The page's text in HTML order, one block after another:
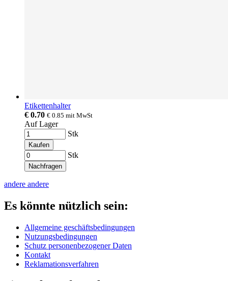
Etikettenhalter
€ 0.70 € 0.85 mit MwSt
Auf Lager
Stk
Kaufen
Stk
Nachfragen
andere andere
Es könnte nützlich sein:
Allgemeine geschäftsbedingungen
Nutzungsbedingungen
Schutz personenbezogener Daten
Kontakt
Reklamationsverfahren